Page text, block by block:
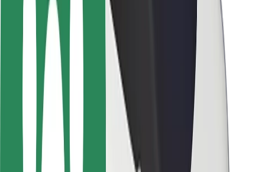
Siguranță pentru pasageri
Siguranță pentru șoferi
Siguranță pe trotinete
Laboratorul de siguranță
Orașe
Locații
Soluții pentru orașe
Aeroporturi